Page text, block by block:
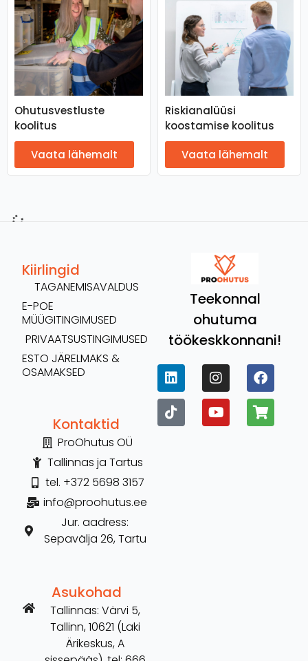
Ohutusvestluste
koolitus
Vaata lähemalt
Riskianalüüsi
koostamise koolitus
Vaata lähemalt
Teekonnal
ohutuma
töökeskkonnani!
Kontaktid
ProOhutus OÜ
Tallinnas ja Tartus
tel. +372 5698 3157
info@proohutus.ee
Jur. aadress:
Sepavälja 26, Tartu
Kiirlingid
TAGANEMISAVALDUS
E-POE
MÜÜGITINGIMUSED
PRIVAATSUSTINGIMUSED
ESTO JÄRELMAKS &
OSAMAKSED
Asukohad
Tallinnas: Värvi 5,
Tallinn, 10621 (Laki
Ärikeskus, A